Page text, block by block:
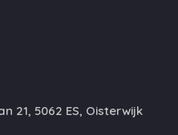
21, 5062 ES, Oisterwijk